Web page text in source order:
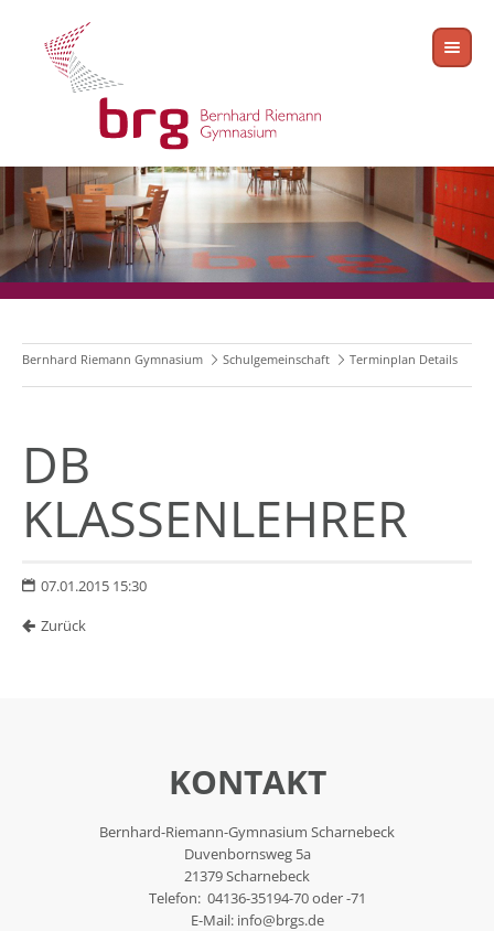
Bernhard Riemann Gymnasium Schulgemeinschaft Terminplan Details
DB
KLASSENLEHRER
07.01.2015 15:30
Zurück
KONTAKT
Bernhard-Riemann-Gymnasium Scharnebeck
Duvenbornsweg 5a
21379 Scharnebeck
Telefon: 04136-35194-70 oder -71
E-Mail: info@brgs.de